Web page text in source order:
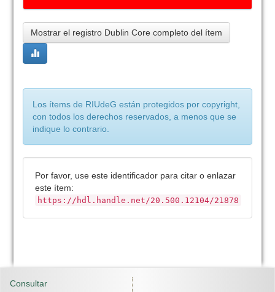
Mostrar el registro Dublin Core completo del ítem
Los ítems de RIUdeG están protegidos por copyright,
con todos los derechos reservados, a menos que se
indique lo contrario.
Por favor, use este identificador para citar o enlazar
este ítem:
https://hdl.handle.net/20.500.12104/21878
Consultar